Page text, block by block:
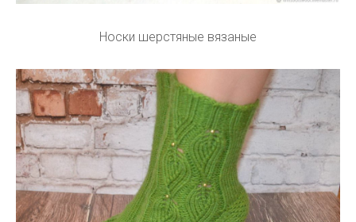
Носки шерстяные вязаные